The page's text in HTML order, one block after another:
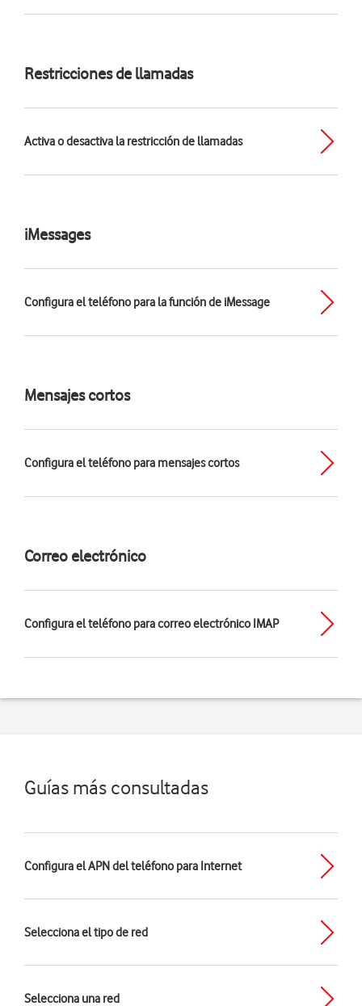
Restricciones de llamadas
Activa o desactiva la restricción de llamadas
iMessages
Configura el teléfono para la función de iMessage
Mensajes cortos
Configura el teléfono para mensajes cortos
Correo electrónico
Configura el teléfono para correo electrónico IMAP
Guías más consultadas
Configura el APN del teléfono para Internet
Selecciona el tipo de red
Selecciona una red